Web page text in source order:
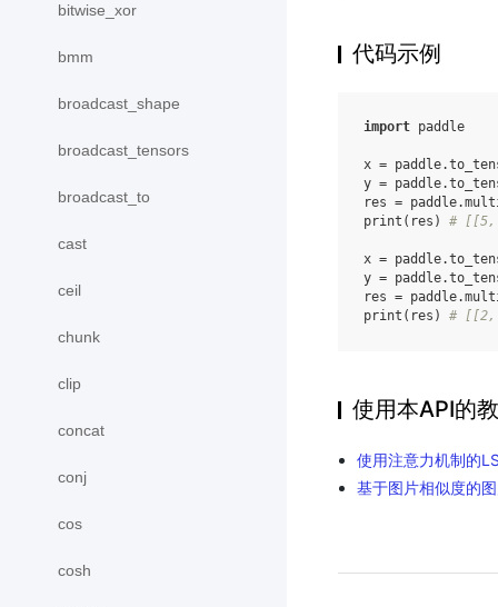
bitwise_xor
bmm
broadcast_shape
broadcast_tensors
broadcast_to
cast
ceil
chunk
clip
concat
conj
cos
cosh
代码示例
import paddle
x = paddle.
y = paddle.
res = paddle.
print ( res ) # [[5,
x = paddle.
y = paddle.
res = paddle.
print ( res ) #
使用本API的
使用注意力机制的
基于图片相似度的